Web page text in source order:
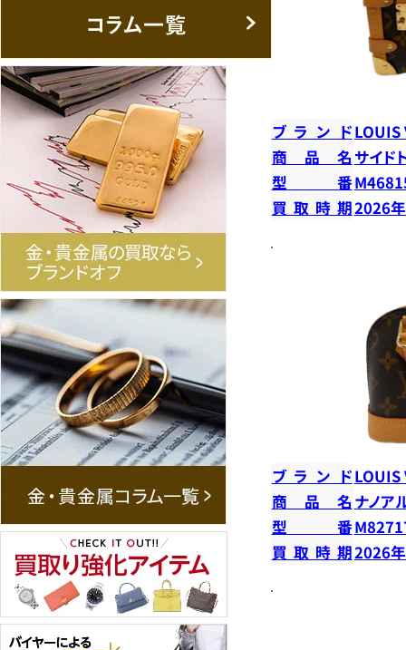
ブランドLOUIS
商品名 サイド
型番
買取時期2026
ブランドLOUIS
商品名 ナノア
型番
買取時期2026